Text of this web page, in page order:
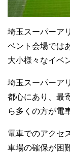
埼玉スーパーア
ベント会場では
大小様々なイベ
埼玉スーパーア
都心にあり、最
ら多くの方が電
電車でのアクセ
車場の確保が困